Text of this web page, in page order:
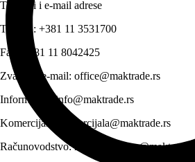
Telefoni i e-mail adrese
Telefon: +381 11 3531700
Fax:
+381 11 8042425
Zvanični e-mail: office@maktrade.rs
Informacije:
info@maktrade.rs
Komercijala:
komercijala@maktrade.rs
Računovodstvo:racunovodstvo@maktrade.rs